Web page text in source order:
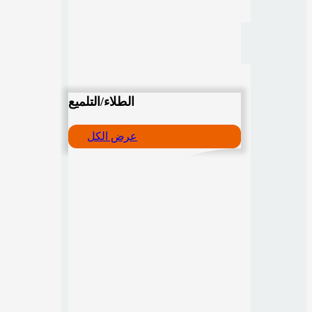
الطلاء/التلميع
عرض الكل